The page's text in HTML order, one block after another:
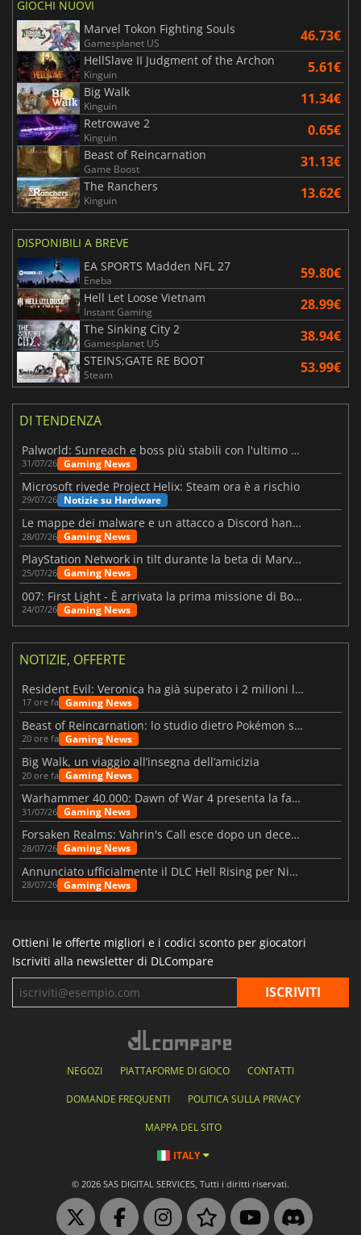
GIOCHI NUOVI
Marvel Tokon Fighting Souls
Gamesplanet US 46.73€
HellSlave II Judgment of the Archon
Kinguin 5.61€
Big Walk
Kinguin 11.34€
Retrowave 2
Kinguin 0.65€
Beast of Reincarnation
Game Boost 31.13€
The Ranchers
Kinguin 13.62€
DISPONIBILI A BREVE
EA SPORTS Madden NFL 27
Eneba 59.80€
Hell Let Loose Vietnam
Instant Gaming 28.99€
The Sinking City 2
Gamesplanet US 38.94€
STEINS;GATE RE BOOT
Steam 53.99€
DI TENDENZA
Palworld: Sunreach e boss più stabili con l'ultimo update
31/07/26 Gaming News
Microsoft rivede Project Helix: Steam ora è a rischio
29/07/26 Notizie su Hardware
Le mappe dei malware e un attacco a Discord hanno colpito Meccha Chameleon
28/07/26 Gaming News
PlayStation Network in tilt durante la beta di Marvel Tōkon
25/07/26 Gaming News
007: First Light - È arrivata la prima missione di Bond dopo il lancio
24/07/26 Gaming News
NOTIZIE, OFFERTE
Resident Evil: Veronica ha già superato i 2 milioni liste dei desideri
17 ore fa Gaming News
Beast of Reincarnation: lo studio dietro Pokémon su una nuova strada
20 ore fa Gaming News
Big Walk, un viaggio all’insegna dell’amicizia
20 ore fa Gaming News
Warhammer 40.000: Dawn of War 4 presenta la fazione dei Necron
31/07/26 Gaming News
Forsaken Realms: Vahrin's Call esce dopo un decennio di sviluppo
28/07/26 Gaming News
Annunciato ufficialmente il DLC Hell Rising per Nioh 3
28/07/26 Gaming News
Ottieni le offerte migliori e i codici sconto per giocatori
Iscriviti alla newsletter di DLCompare
NEGOZI PIATTAFORME DI GIOCO CONTATTI
DOMANDE FREQUENTI POLITICA SULLA PRIVACY
MAPPA DEL SITO
ITALY
© 2026 SAS DIGITAL SERVICES, Tutti i diritti riservati.